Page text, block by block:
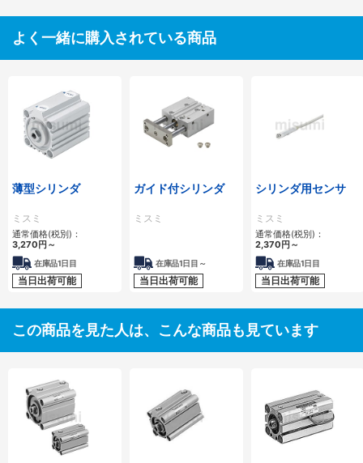
よく一緒に購入されている商品
薄型シリンダ
ミスミ
通常価格(税別)：
3,270 円 ～
在庫品1日目
当日出荷可能
ガイド付シリンダ
ミスミ
在庫品1日目～
当日出荷可能
シリンダ用センサ
ミスミ
通常価格(税別)：
2,370 円 ～
在庫品1日目
当日出荷可能
この商品を見た人は、こんな商品も見ています